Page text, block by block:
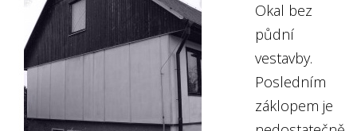
Okal bez
půdní
vestavby.
Posledním
záklopem je